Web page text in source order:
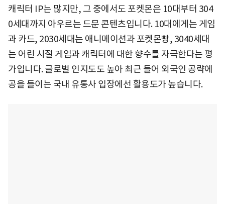
캐릭터 IP는 많지만, 그 중에서도 포켓몬은 10대부터 304
0세대까지 아우르는 드문 콘텐츠입니다. 10대에게는 게임
과 카드, 2030세대는 애니메이션과 포켓몬빵, 3040세대
는 어린 시절 게임과 캐릭터에 대한 향수를 자극한다는 평
가입니다. 글로벌 인지도도 높아 최근 들어 외국인 공략에
공을 들이는 국내 유통사 입장에선 활용도가 높습니다.